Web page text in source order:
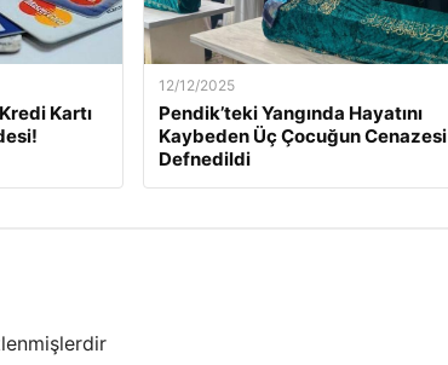
Kartı
12/12/2025
Pendik’teki Yangında Hayatını
Kaybeden Üç Çocuğun Cenazesi
Defnedildi